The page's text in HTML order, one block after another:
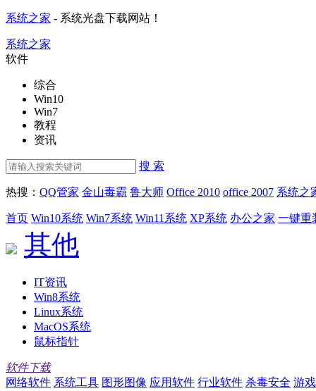
系统之家 - 系统光盘下载网站！
系统之家
软件
综合
Win10
Win7
教程
资讯
搜 索
热搜： QQ管家 金山毒霸 鲁大师 Office 2010 office 2007 系统之
首页 Win10系统 Win7系统 Win11系统 XP系统 办公之家 一键重
其他
IT资讯
Win8系统
Linux系统
MacOS系统
鼠标指针
软件下载
网络软件 系统工具 图形图像 应用软件 行业软件 杀毒安全 游